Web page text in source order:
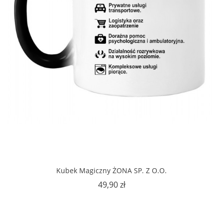
Kubek Magiczny ŻONA SP. Z O.O.
49,90 złCena